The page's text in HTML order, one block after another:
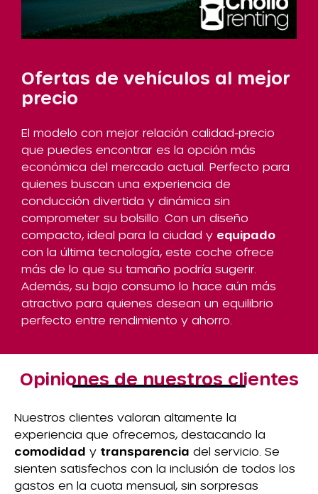
Ofertas de vehículos al mejor
precio
El modelo con mejor relación calidad-precio
que puedes encontrar es la opción más
económica del mercado actual. Perfecto para
quienes buscan una experiencia de
conducción divertida y dinámica sin
comprometer su bolsillo. Con un diseño
compacto, ideal para la ciudad y equipado
con la última tecnología, este coche ofrece
más de lo que su tamaño podría sugerir.
Además, su bajo consumo lo hace aún más
atractivo para quienes desean un equilibrio
perfecto entre rendimiento y ahorro.
Opiniones de nuestros clientes
Nuestros clientes valoran altamente la
experiencia que ofrecemos, destacando la
comodidad y transparencia del servicio. Se
sienten satisfechos con la inclusión de todos los
gastos en la cuota mensual, sin sorpresas